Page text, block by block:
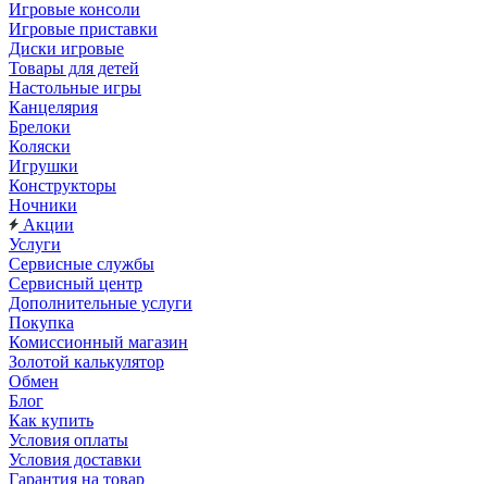
Игровые консоли
Игровые приставки
Диски игровые
Товары для детей
Настольные игры
Канцелярия
Брелоки
Коляски
Игрушки
Конструкторы
Ночники
Акции
Услуги
Сервисные службы
Сервисный центр
Дополнительные услуги
Покупка
Комиссионный магазин
Золотой калькулятор
Обмен
Блог
Как купить
Условия оплаты
Условия доставки
Гарантия на товар